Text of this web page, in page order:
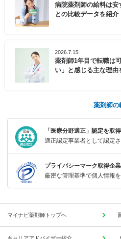
病院薬剤師の給料は
との比較データを紹介
2026.7.15
薬剤師1年目で転職は
い」と感じる主な理由
薬剤師の
「医療分野適正」認定を取得
適正認定事業者として認定さ
プライバシーマーク取得企業
厳密な管理基準で個人情報を
マイナビ薬剤師トップへ